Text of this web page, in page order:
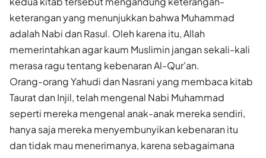
keterangan yang menunjukkan bahwa Muhammad
adalah Nabi dan Rasul. Oleh karena itu, Allah
memerintahkan agar kaum Muslimin jangan sekali-kali
merasa ragu tentang kebenaran Al-Qur'an.
Orang-orang Yahudi dan Nasrani yang membaca kitab
Taurat dan Injil, telah mengenal Nabi Muhammad
seperti mereka mengenal anak-anak mereka sendiri,
hanya saja mereka menyembunyikan kebenaran itu
dan tidak mau menerimanya, karena sebagaimana